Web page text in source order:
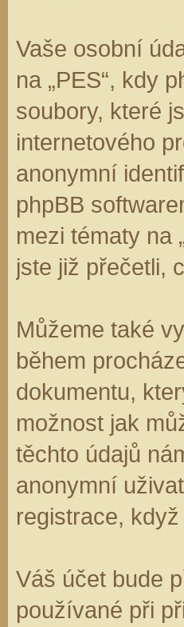
Vaše osobní
na „PES“, kdy
soubory, které
internetového
anonymní
phpBB
mezi tématy na
jste již přečetli,
Můžeme také
během
dokumentu,
možnost jak
těchto údajů
anonymní
registrace,
Váš účet bude
používané při